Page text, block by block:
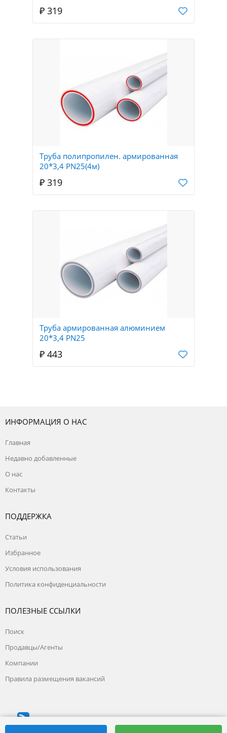
₽ 319
Труба полипропилен. армированная
20*3,4 PN25(4м)
₽ 319
Труба армированная алюминием
20*3,4 PN25
₽ 443
ИНФОРМАЦИЯ О НАС
Главная
Недавно добавленные
О нас
Контакты
ПОДДЕРЖКА
Статьи
Избранное
Условия использования
Политика конфиденциальности
ПОЛЕЗНЫЕ ССЫЛКИ
Поиск
Продавцы/Агенты
Компании
Правила размещения вакансий